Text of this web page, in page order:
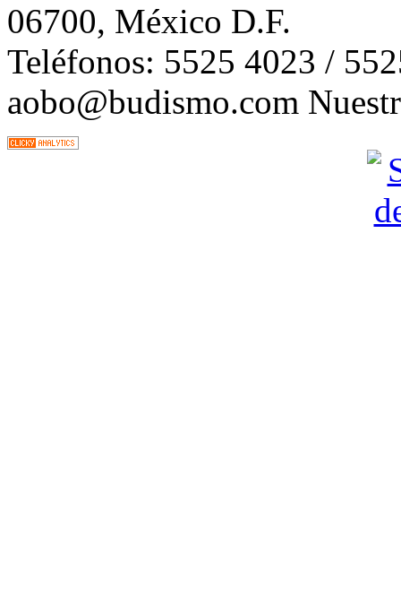
06700, México D.F.
Teléfonos: 5525 4023 /
aobo@budismo.com